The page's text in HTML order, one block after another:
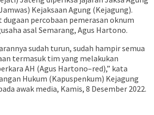
Kejaksaan Agung (Kejagung).
percobaan pemerasan oknum
asal Semarang, Agus Hartono.
sudah turun, sudah hampir semua
termasuk tim yang melakukan
AH (Agus Hartono–red),” kata
Hukum (Kapuspenkum) Kejagung
awak media, Kamis, 8 Desember 2022.